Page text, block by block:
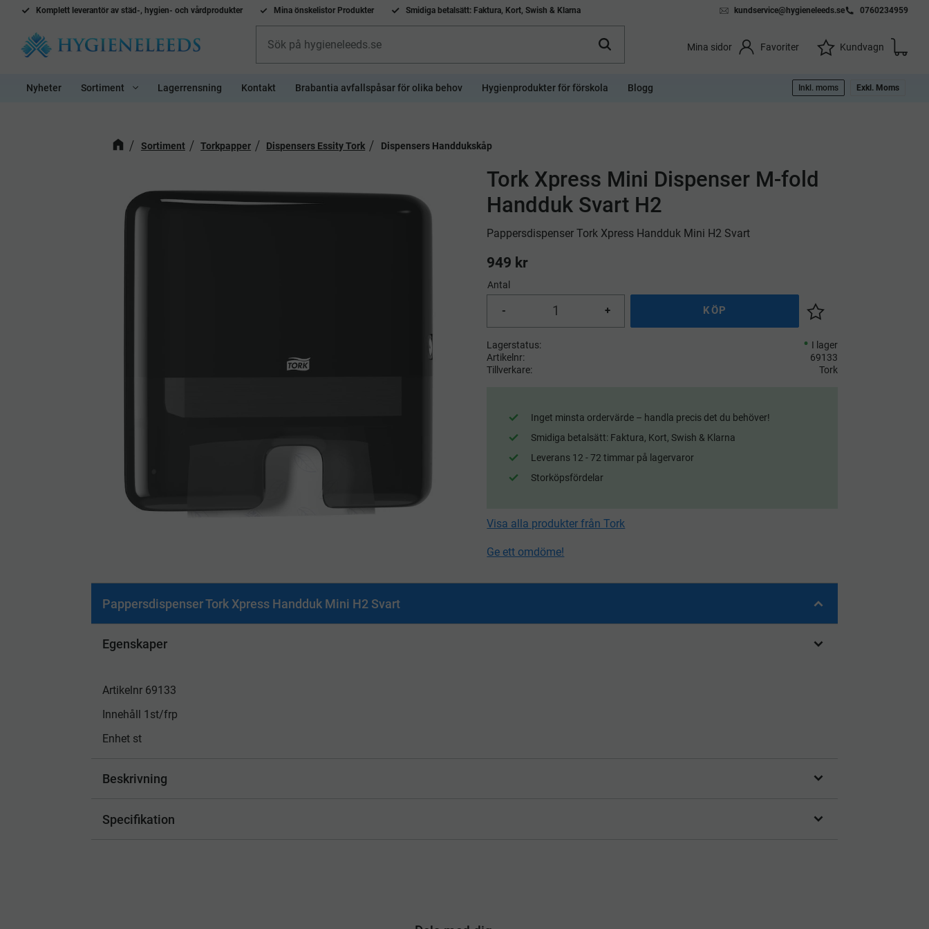
Komplett leverantör av städ-, hygien- och vårdprodukter Mina önskelistor Produkter Smidiga betalsätt: Faktura, Kort, Swish & Klarna kundservice@hygieneleeds.se 0760234959
Mina sidor Favoriter Kundvagn
Önskelista
Nyheter Sortiment Lagerrensning Kontakt Brabantia avfallspåsar för olika behov Hygienprodukter för förskola Blogg Inkl. moms Exkl. Moms
Sortiment Torkpapper Dispensers Essity Tork Dispensers Handdukskåp
Tork Xpress Mini Dispenser M-fold
Handduk Svart H2
​Pappersdispenser Tork Xpress Handduk Mini H2 Svart
949 kr
Antal
+
- KÖP
Lägg till i önskelista
Lagerstatus
I lager
Artikelnr
69133
Tillverkare
Tork
Inget minsta ordervärde – handla precis det du behöver!
Smidiga betalsätt: Faktura, Kort, Swish & Klarna
Leverans 12 - 72 timmar på lagervaror
Storköpsfördelar
Visa alla produkter från Tork
Ge ett omdöme!
Pappersdispenser Tork Xpress Handduk Mini H2 Svart
Egenskaper
Artikelnr 69133
Innehåll 1st/frp
Enhet st
Beskrivning
Specifikation